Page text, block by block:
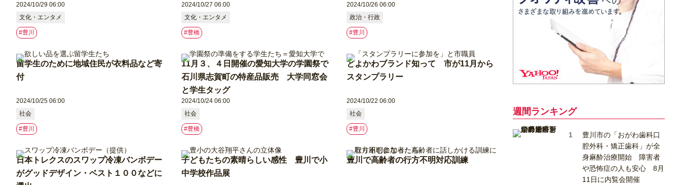
2024/10/29 06:00
文化・エンタメ
#豊川
2024/10/27 06:00
文化・エンタメ
#豊橋
2024/10/26 06:00
政治・行政
#豊川
留学生のために地域住民が衣料品など寄
付
2024/10/25 06:00
社会
#豊川
11月３、４日開催の愛知大学の学園祭で
石川県志賀町の特産品販売 大学同窓会
と学生タッグ
2024/10/24 06:00
社会
#豊橋
とよかわブランド知って 市が11月から
スタンプラリー
2024/10/22 06:00
社会
#豊川
日本トレクスのスワップ冷凍バンボデー
がグッドデザイン・ベスト１００などに
子どもたちの素晴らしい感性 豊川で小
中学校作品展
豊川で高齢者の行方不明対応訓練
週間ランキング
豊川市の「おがわ歯科口
腔外科・矯正歯科」が全
身麻酔治療開始 障害者
や恐怖症の人も安心 8月
11日に内覧会開催